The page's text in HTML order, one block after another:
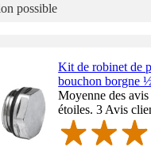
possible
Kit de robinet de
bouchon borgne
Moyenne des
étoiles. 3 Avis